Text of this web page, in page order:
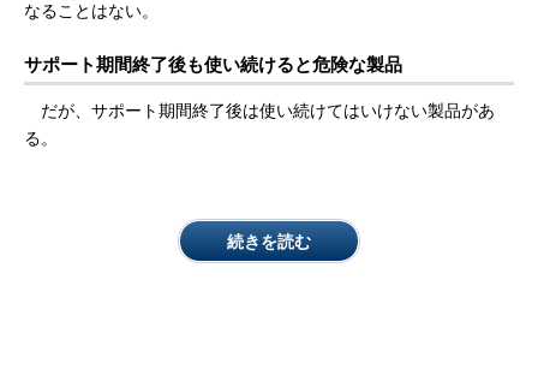
なることはない。
サポート期間終了後も使い続けると危険な製品
だが、サポート期間終了後は使い続けてはいけない製品があ
る。
続きを読む